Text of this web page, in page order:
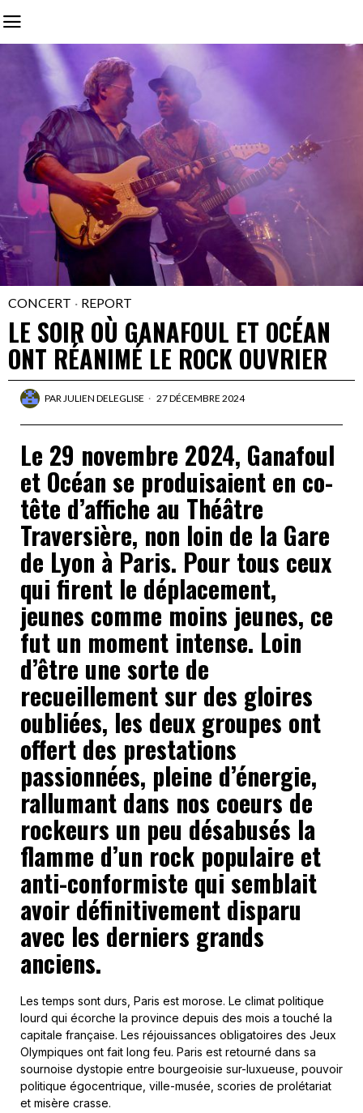
CONCERT · REPORT
LE SOIR OÙ GANAFOUL ET OCÉAN
ONT RÉANIMÉ LE ROCK OUVRIER
PAR JULIEN DELEGLISE 27 DÉCEMBRE 2024
Le 29 novembre 2024, Ganafoul
et Océan se produisaient en co-
tête d’affiche au Théâtre
Traversière, non loin de la Gare
de Lyon à Paris. Pour tous ceux
qui firent le déplacement,
jeunes comme moins jeunes, ce
fut un moment intense. Loin
d’être une sorte de
recueillement sur des gloires
oubliées, les deux groupes ont
offert des prestations
passionnées, pleine d’énergie,
rallumant dans nos coeurs de
rockeurs un peu désabusés la
flamme d’un rock populaire et
anti-conformiste qui semblait
avoir définitivement disparu
avec les derniers grands
anciens.
Les temps sont durs, Paris est morose. Le climat politique
lourd qui écorche la province depuis des mois a touché la
capitale française. Les réjouissances obligatoires des Jeux
Olympiques ont fait long feu. Paris est retourné dans sa
sournoise dystopie entre bourgeoisie sur-luxueuse, pouvoir
politique égocentrique, ville-musée, scories de prolétariat
et misère crasse.